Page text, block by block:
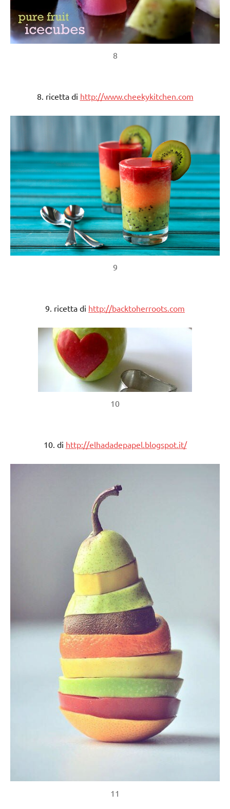
8
8. ricetta di http://www.cheekykitchen.com
9
9. ricetta di http://backtoherroots.com
10
10. di http://elhadadepapel.blogspot.it/
11